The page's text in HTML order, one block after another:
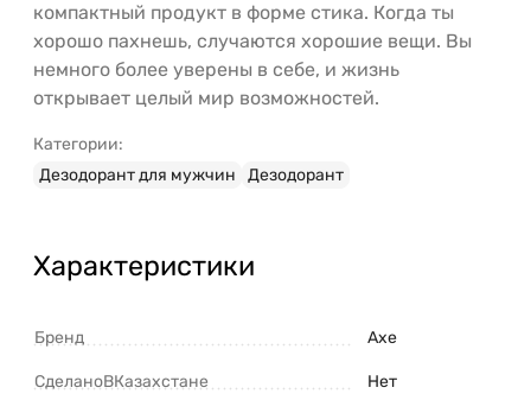
компактный продукт в форме стика. Когда ты
хорошо пахнешь, случаются хорошие вещи. Вы
немного более уверены в себе, и жизнь
открывает целый мир возможностей.
Категории:
Дезодорант для мужчин
Дезодорант
Характеристики
Бренд Axe
СделаноВКазахстане Нет